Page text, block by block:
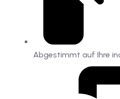
Abgestimmt auf Ihre